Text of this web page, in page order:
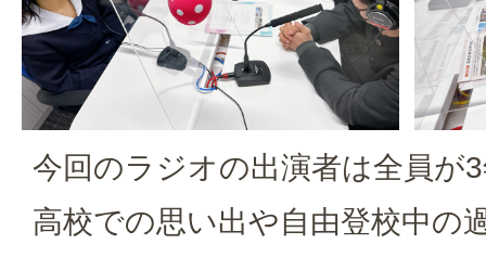
今回のラジオの出演者は全員が
高校での思い出や自由登校中の